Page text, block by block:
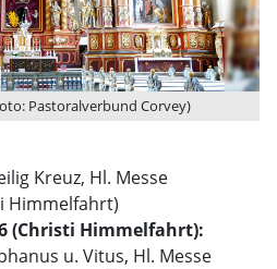
Pastoralverbund Corvey)
Kreuz, Hl. Messe
Himmelfahrt)
(Christi Himmelfahrt):
u. Vitus, Hl. Messe